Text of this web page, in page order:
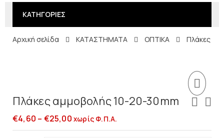
ΚΑΤΗΓΟΡΙΕΣ
Αρχική σελίδα ΚΑΤΑΣΤΗΜΑΤΑ ΟΠΤΙΚΑ Πλάκες
Πλάκες αμμοβολής 10-20-30mm
€4,60 – €25,00 χωρίς Φ.Π.Α.